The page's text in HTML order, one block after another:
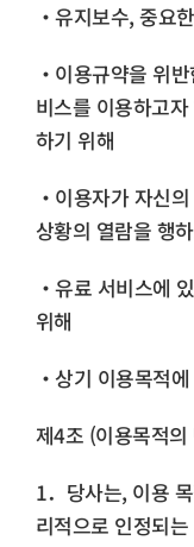
・유지보수, 중요
・이용규약을 위
비스를 이용하고
하기 위해
・이용자가 자신
상황의 열람을 행
・유료 서비스에
위해
・상기 이용목적
제4조 (이용목적의
1．당사는, 이용
리적으로 인정되